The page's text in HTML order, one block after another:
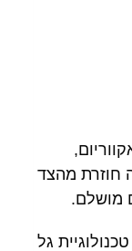
חוזרת מהצד
מושלם.
גל